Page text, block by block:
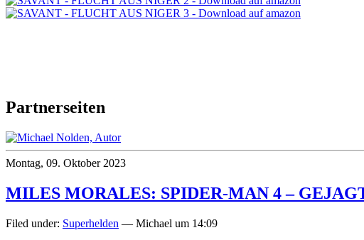
Partnerseiten
Montag, 09. Oktober 2023
MILES MORALES: SPIDER-MAN 4 –
Filed under: Superhelden — Michael um 14:09